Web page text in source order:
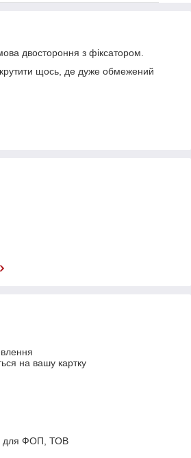
двостороння з фіксатором.
щось, де дуже обмежений
на вашу картку
для ФОП, ТОВ